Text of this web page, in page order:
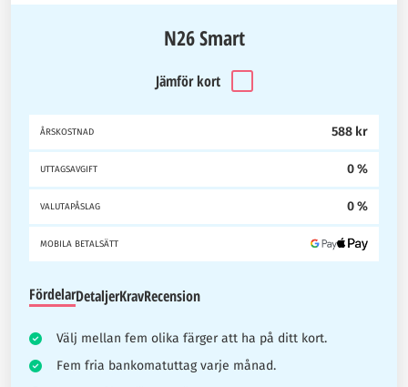
N26 Smart
Jämför kort
ÅRSKOSTNAD 588 kr
UTTAGSAVGIFT 0 %
VALUTAPÅSLAG 0 %
MOBILA BETALSÄTT
FördelarDetaljerKravRecension
Välj mellan fem olika färger att ha på ditt kort.
Fem fria bankomatuttag varje månad.